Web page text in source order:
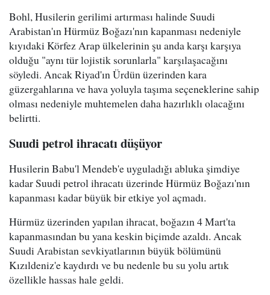
Bohl, Husilerin gerilimi artırması halinde Suudi
Arabistan'ın Hürmüz Boğazı'nın kapanması nedeniyle
kıyıdaki Körfez Arap ülkelerinin şu anda karşı karşıya
olduğu "aynı tür lojistik sorunlarla" karşılaşacağını
söyledi. Ancak Riyad'ın Ürdün üzerinden kara
güzergahlarına ve hava yoluyla taşıma seçeneklerine sahip
olması nedeniyle muhtemelen daha hazırlıklı olacağını
belirtti.
Suudi petrol ihracatı düşüyor
Husilerin Babu'l Mendeb'e uyguladığı abluka şimdiye
kadar Suudi petrol ihracatı üzerinde Hürmüz Boğazı'nın
kapanması kadar büyük bir etkiye yol açmadı.
Hürmüz üzerinden yapılan ihracat, boğazın 4 Mart'ta
kapanmasından bu yana keskin biçimde azaldı. Ancak
Suudi Arabistan sevkiyatlarının büyük bölümünü
Kızıldeniz'e kaydırdı ve bu nedenle bu su yolu artık
özellikle hassas hale geldi.